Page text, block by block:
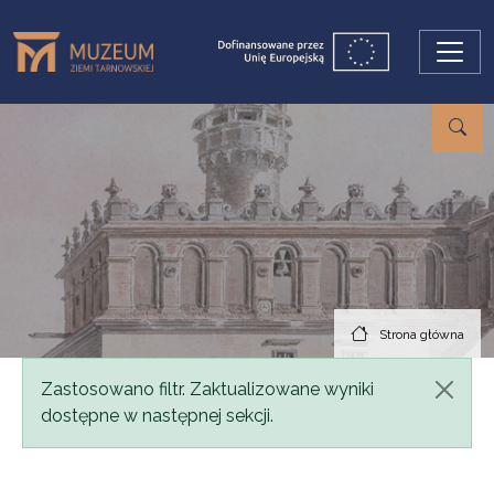
Strona główna
Komunikat
Zastosowano filtr. Zaktualizowane wyniki
dostępne w następnej sekcji.